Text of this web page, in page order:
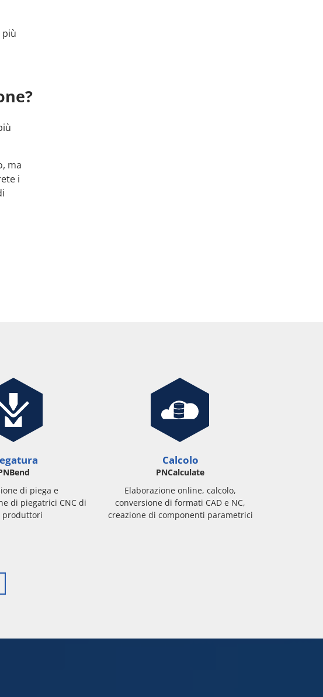
ma
i
di piega e
di piegatrici CNC di
produttori
Calcolo
PNCalculate
Elaborazione online, calcolo,
conversione di formati CAD e NC,
creazione di componenti parametrici